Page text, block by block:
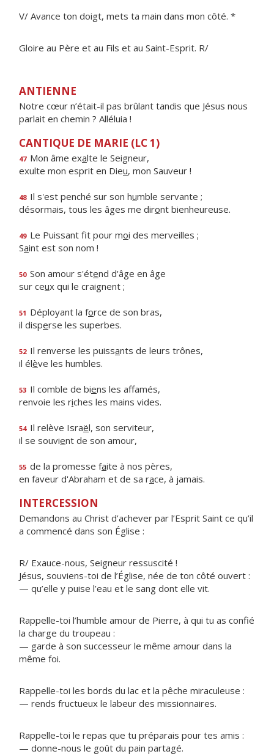
V/ Avance ton doigt, mets ta main dans mon côté. *
Gloire au Père et au Fils et au Saint-Esprit. R/
ANTIENNE
Notre cœur n’était-il pas brûlant tandis que Jésus nous
parlait en chemin ? Alléluia !
CANTIQUE DE MARIE (LC 1)
47 Mon âme exalte le Seigneur,
exulte mon esprit en Dieu, mon Sauveur !
48 Il s'est penché sur son humble servante ;
désormais, tous les âges me diront bienheureuse.
49 Le Puissant fit pour moi des merveilles ;
Saint est son nom !
50 Son amour s'étend d'âge en âge
sur ceux qui le craignent ;
51 Déployant la force de son bras,
il disperse les superbes.
52 Il renverse les puissants de leurs trônes,
il élève les humbles.
53 Il comble de biens les affamés,
renvoie les riches les mains vides.
54 Il relève Israël, son serviteur,
il se souvient de son amour,
55 de la promesse faite à nos pères,
en faveur d'Abraham et de sa race, à jamais.
INTERCESSION
Demandons au Christ d’achever par l’Esprit Saint ce qu’il
a commencé dans son Église :
R/ Exauce-nous, Seigneur ressuscité !
Jésus, souviens-toi de l’Église, née de ton côté ouvert :
— qu’elle y puise l’eau et le sang dont elle vit.
Rappelle-toi l’humble amour de Pierre, à qui tu as confié
la charge du troupeau :
— garde à son successeur le même amour dans la
même foi.
Rappelle-toi les bords du lac et la pêche miraculeuse :
— rends fructueux le labeur des missionnaires.
Rappelle-toi le repas que tu préparais pour tes amis :
— donne-nous le goût du pain partagé.